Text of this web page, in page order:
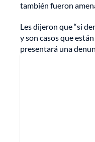
también fueron
Les dijeron que “si
y son casos que
presentará una